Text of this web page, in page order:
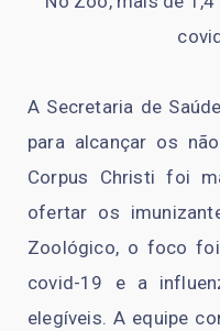
A Secretaria de
para alcançar os
Corpus Christi foi
ofertar os
Zoológico, o foco
covid-19 e a
elegíveis. A equipe